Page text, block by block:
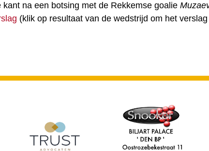
na een botsing met de Rekkemse goalie
(klik op resultaat van de wedstrijd om het